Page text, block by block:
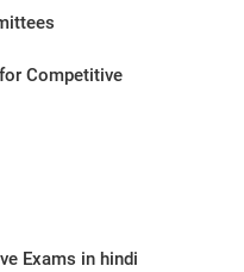
for Competitive
Exams in hindi